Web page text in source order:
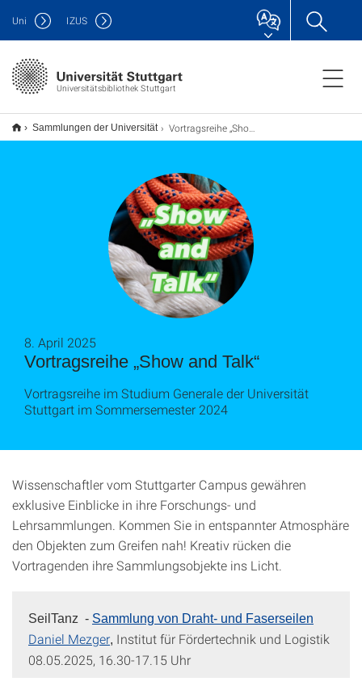
Universitätsbibliothek Stuttgart
Uni IZUS
Sammlungen der Universität Vortragsreihe „Show and Talk“
Vortragsreihe „Show and Talk“
8. April 2025
Vortragsreihe im Studium Generale der Universität
Stuttgart im Sommersemester 2024
Wissenschaftler vom Stuttgarter Campus gewähren
exklusive Einblicke in ihre Forschungs- und
Lehrsammlungen. Kommen Sie in entspannter Atmosphäre
den Objekten zum Greifen nah! Kreativ rücken die
Vortragenden ihre Sammlungsobjekte ins Licht.
SeilTanz - Sammlung von Draht- und Faserseilen
Daniel Mezger, Institut für Fördertechnik und Logistik
08.05.2025, 16.30-17.15 Uhr